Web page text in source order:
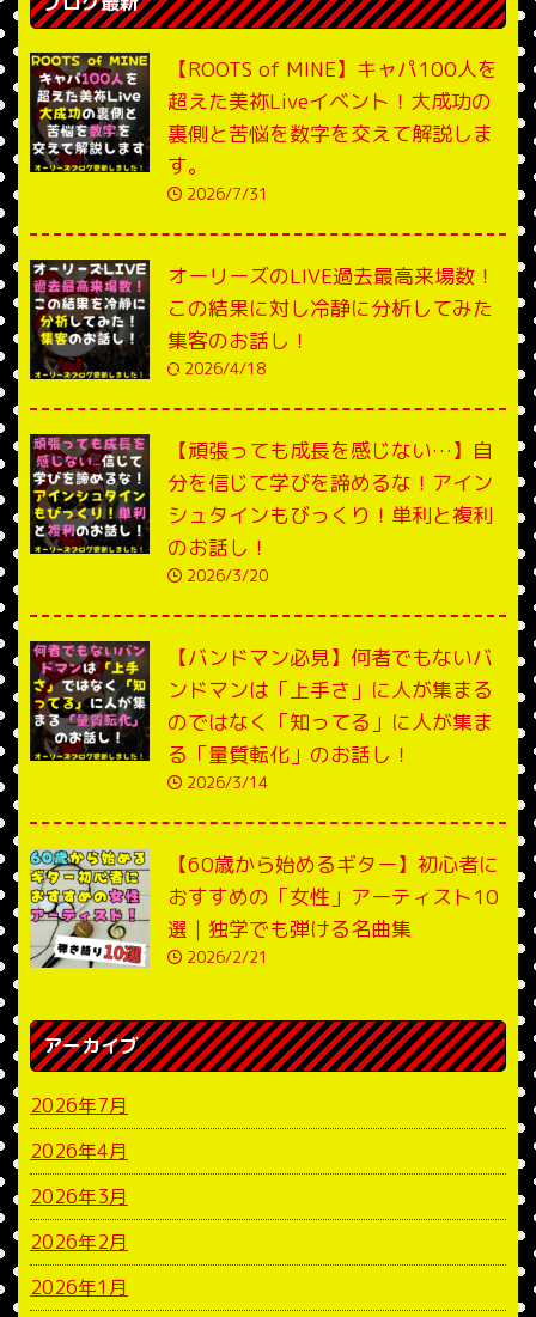
【ROOTS of MINE】キャパ100人を
超えた美祢Liveイベント！大成功の
裏側と苦悩を数字を交えて解説しま
す。
2026/7/31
オーリーズのLIVE過去最高来場数！
この結果に対し冷静に分析してみた
集客のお話し！
2026/4/18
【頑張っても成長を感じない…】自
分を信じて学びを諦めるな！アイン
シュタインもびっくり！単利と複利
のお話し！
2026/3/20
【バンドマン必見】何者でもないバ
ンドマンは「上手さ」に人が集まる
のではなく「知ってる」に人が集ま
る「量質転化」のお話し！
2026/3/14
【60歳から始めるギター】初心者に
おすすめの「女性」アーティスト10
選｜独学でも弾ける名曲集
2026/2/21
アーカイブ
2026年7月
2026年4月
2026年3月
2026年2月
2026年1月